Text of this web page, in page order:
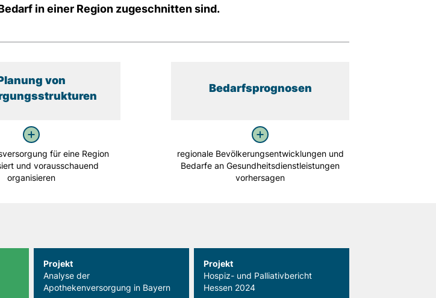
in einer Region zugeschnitten sind.
von
für eine Region
und vorausschauend
organisieren
Bedarfsprognosen
regionale Bevölkerungsentwicklungen und
Bedarfe an Gesundheitsdienstleistungen
vorhersagen
Projekt
Analyse der
Apothekenversorgung in Bayern
Projekt
Hospiz- und Palliativbericht
Hessen 2024